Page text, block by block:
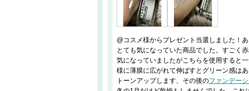
@コスメ様からプレゼント当選しました！
とても気になっていた商品でした。すごく
気になっていましたがこちらを使用すると
様に薄膜に広がれて伸ばすとグリーン感は
トーンアップします、その後のファンデー